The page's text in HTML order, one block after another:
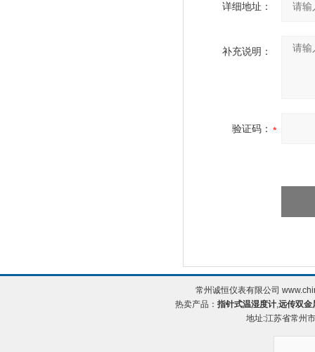
详细地址：
补充说明：
验证码：
常州诚恒仪表有限公司
热卖产品：指针式温湿度计,远传双金
地址:江苏省常州